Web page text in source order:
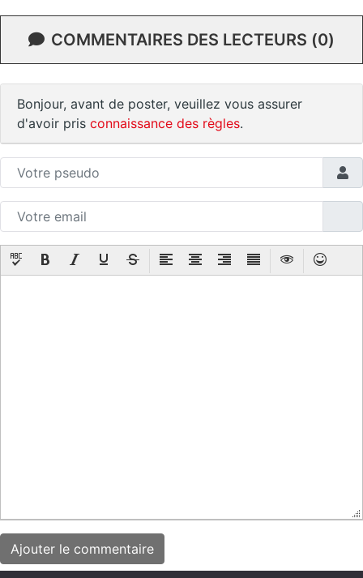
COMMENTAIRES DES LECTEURS (0)
Bonjour, avant de poster, veuillez vous assurer
d'avoir pris connaissance des règles.